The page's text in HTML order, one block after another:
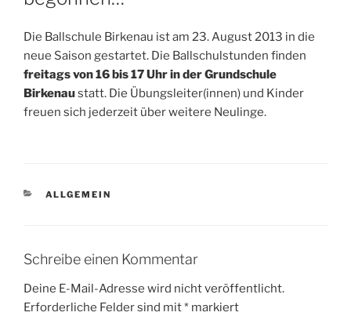
Die Ballschule Birkenau ist am 23. August 2013 in die
neue Saison gestartet. Die Ballschulstunden finden
freitags von 16 bis 17 Uhr in der Grundschule
Birkenaustatt. Die Übungsleiter(innen) und Kinder
freuen sich jederzeit über weitere Neulinge.
KATEGORIEN
ALLGEMEIN
Schreibe einen Kommentar
Deine E-Mail-Adresse wird nicht veröffentlicht.
Erforderliche Felder sind mit* markiert